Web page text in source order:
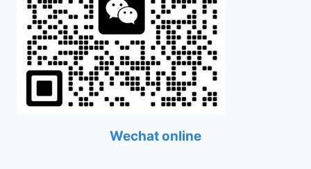
Wechat online